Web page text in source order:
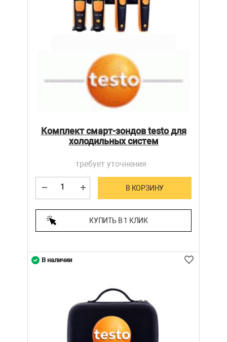
Комплект смарт-зондов testo для
холодильных систем
требует уточнения
В КОРЗИНУ
КУПИТЬ В 1 КЛИК
В наличии